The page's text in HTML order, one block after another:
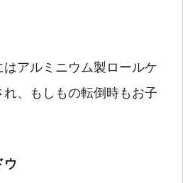
はアルミニウム製ロールケ
、もしもの転倒時もお子
ウ